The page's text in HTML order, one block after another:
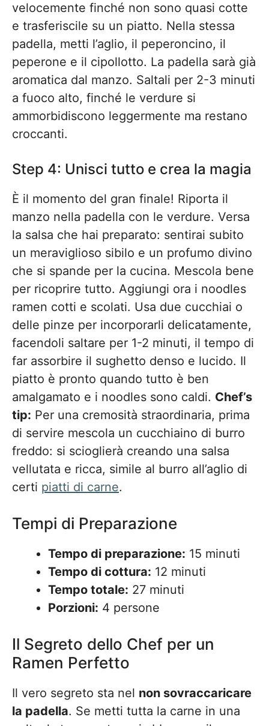
velocemente finché non sono quasi cotte
e trasferiscile su un piatto. Nella stessa
padella, metti l’aglio, il peperoncino, il
peperone e il cipollotto. La padella sarà già
aromatica dal manzo. Saltali per 2-3 minuti
a fuoco alto, finché le verdure si
ammorbidiscono leggermente ma restano
croccanti.
Step 4: Unisci tutto e crea la magia
È il momento del gran finale! Riporta il
manzo nella padella con le verdure. Versa
la salsa che hai preparato: sentirai subito
un meraviglioso sibilo e un profumo divino
che si spande per la cucina. Mescola bene
per ricoprire tutto. Aggiungi ora i noodles
ramen cotti e scolati. Usa due cucchiai o
delle pinze per incorporarli delicatamente,
facendoli saltare per 1-2 minuti, il tempo di
far assorbire il sughetto denso e lucido. Il
piatto è pronto quando tutto è ben
amalgamato e i noodles sono caldi. Chef’s
tip: Per una cremosità straordinaria, prima
di servire mescola un cucchiaino di burro
freddo: si scioglierà creando una salsa
vellutata e ricca, simile al burro all’aglio di
certi piatti di carne.
Tempi di Preparazione
Tempo di preparazione: 15 minuti
Tempo di cottura: 12 minuti
Tempo totale: 27 minuti
Porzioni: 4 persone
Il Segreto dello Chef per un
Ramen Perfetto
Il vero segreto sta nel non sovraccaricare
la padella. Se metti tutta la carne in una